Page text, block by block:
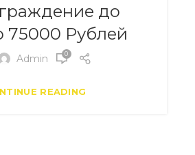
до
75000 Рублей
Admin 0
READING